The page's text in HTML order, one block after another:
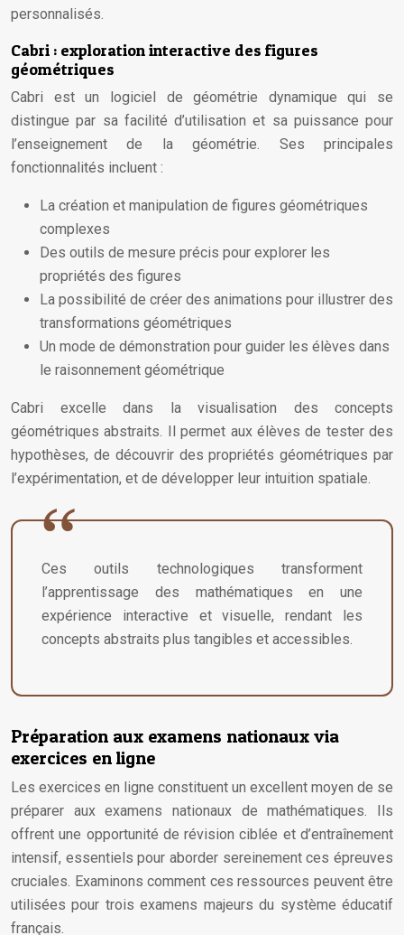
personnalisés.
Cabri : exploration interactive des figures
géométriques
Cabri est un logiciel de géométrie dynamique qui se
distingue par sa facilité d’utilisation et sa puissance pour
l’enseignement de la géométrie. Ses principales
fonctionnalités incluent :
La création et manipulation de figures géométriques
complexes
Des outils de mesure précis pour explorer les
propriétés des figures
La possibilité de créer des animations pour illustrer des
transformations géométriques
Un mode de démonstration pour guider les élèves dans
le raisonnement géométrique
Cabri excelle dans la visualisation des concepts
géométriques abstraits. Il permet aux élèves de tester des
hypothèses, de découvrir des propriétés géométriques par
l’expérimentation, et de développer leur intuition spatiale.
Ces outils technologiques transforment
l’apprentissage des mathématiques en une
expérience interactive et visuelle, rendant les
concepts abstraits plus tangibles et accessibles.
Préparation aux examens nationaux via
exercices en ligne
Les exercices en ligne constituent un excellent moyen de se
préparer aux examens nationaux de mathématiques. Ils
offrent une opportunité de révision ciblée et d’entraînement
intensif, essentiels pour aborder sereinement ces épreuves
cruciales. Examinons comment ces ressources peuvent être
utilisées pour trois examens majeurs du système éducatif
français.